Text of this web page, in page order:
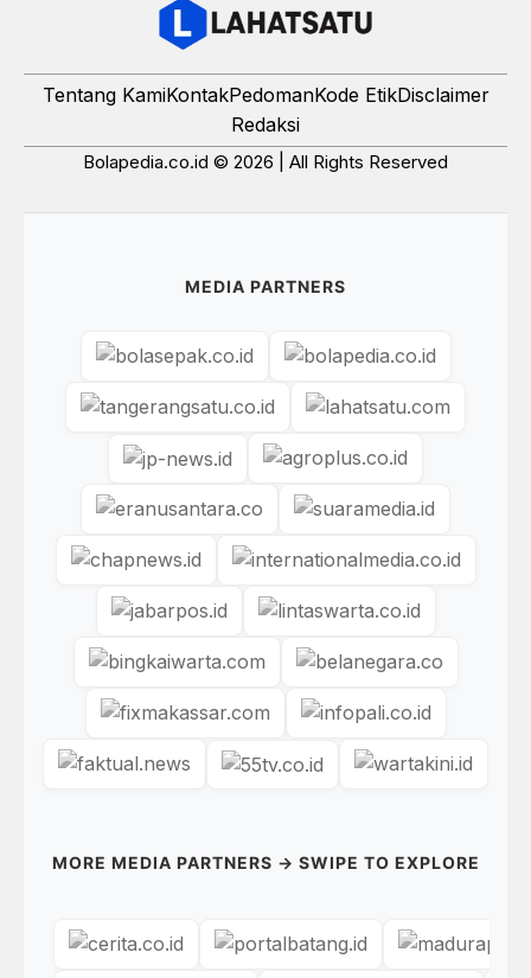
Tentang KamiKontakPedomanKode EtikDisclaimer
Redaksi
Bolapedia.co.id © 2026 | All Rights Reserved
MEDIA PARTNERS
MORE MEDIA PARTNERS → SWIPE TO EXPLORE